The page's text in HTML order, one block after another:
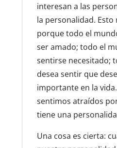
interesan a las
la personalidad. Esto
porque todo el
ser amado; todo el
sentirse necesitado;
desea sentir que
importante en la
sentimos atraídos
tiene una
Una cosa es cierta: